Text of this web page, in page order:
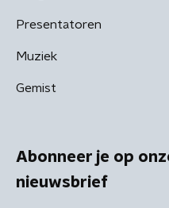
Presentatoren
Muziek
Gemist
Abonneer je op
nieuwsbrief